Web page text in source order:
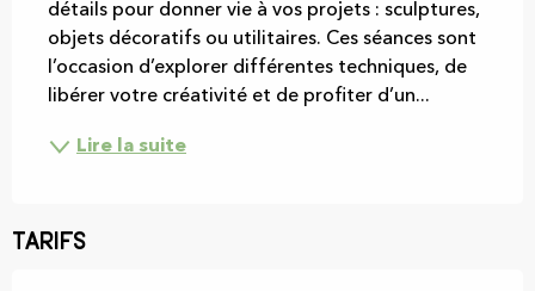
détails pour donner vie à vos projets : sculptures,
objets décoratifs ou utilitaires. Ces séances sont
l’occasion d’explorer différentes techniques, de
libérer votre créativité et de profiter d’un...
Lire la suite
Tarifs